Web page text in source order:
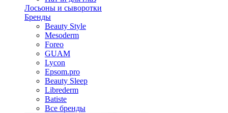
Лосьоны и сыворотки
Бренды
Beauty Style
Mesoderm
Foreo
GUAM
Lycon
Epsom.pro
Beauty Sleep
Librederm
Batiste
Все бренды